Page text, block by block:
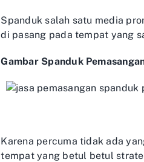
Spanduk salah satu media
di pasang pada tempat yang
Gambar Spanduk
Karena percuma tidak ada
tempat yang betul betul